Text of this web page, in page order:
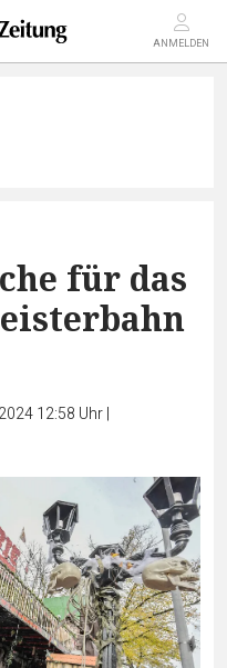
ANMELDEN
für das
12:58 Uhr|